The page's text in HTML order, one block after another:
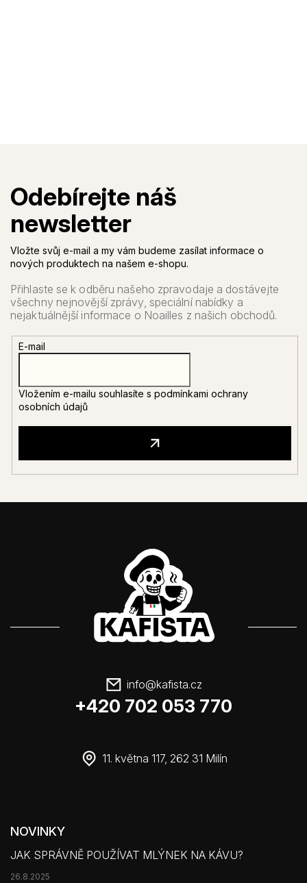
Vložte svůj e-mail a my vám budeme zasílat informace o
nových produktech na našem e-shopu.
E-mail
Vložením e-mailu souhlasíte s podmínkami ochrany
osobních údajů
info@kafista.cz
+420 702 053 770
11. května 117, 262 31 Milín
NOVINKY
JAK SPRÁVNĚ POUŽÍVAT MLÝNEK NA KÁVU?
26.8.2025